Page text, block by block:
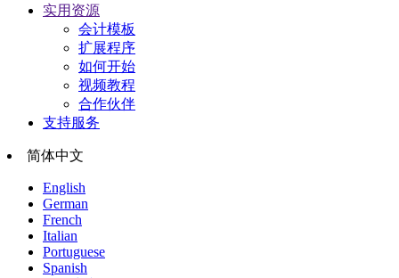
实用资源
会计模板
扩展程序
如何开始
视频教程
合作伙伴
支持服务
简体中文
English
German
French
Italian
Portuguese
Spanish